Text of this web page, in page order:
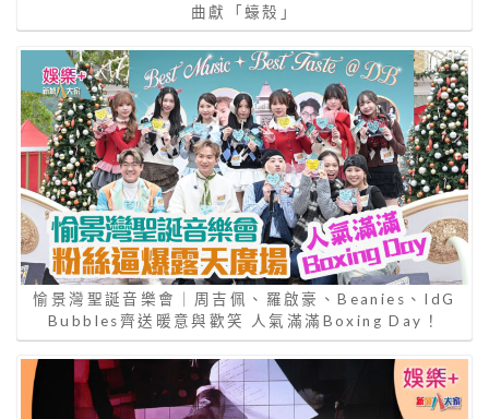
曲獻「蠔殼」
愉景灣聖誕音樂會｜周吉佩、羅啟豪、Beanies、IdG
Bubbles齊送暖意與歡笑 人氣滿滿Boxing Day！